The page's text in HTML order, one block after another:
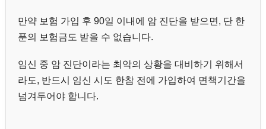
만약 보험 가입 후 90일 이내에 암 진단을 받으면, 단 한
푼의 보험금도 받을 수 없습니다.
임신 중 암 진단이라는 최악의 상황을 대비하기 위해서
라도, 반드시 임신 시도 한참 전에 가입하여 면책기간을
넘겨두어야 합니다.